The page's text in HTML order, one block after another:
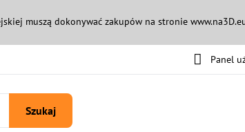
muszą dokonywać zakupów na stronie
Panel
Szukaj